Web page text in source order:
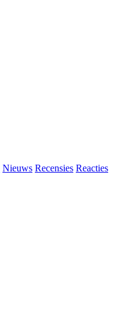
Nieuws Recensies Reacties